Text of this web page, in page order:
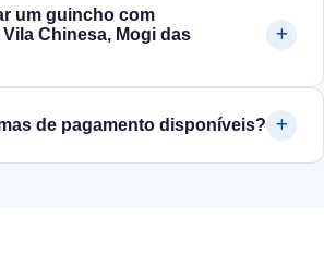
um guincho com
Chinesa, Mogi das
de pagamento disponíveis?